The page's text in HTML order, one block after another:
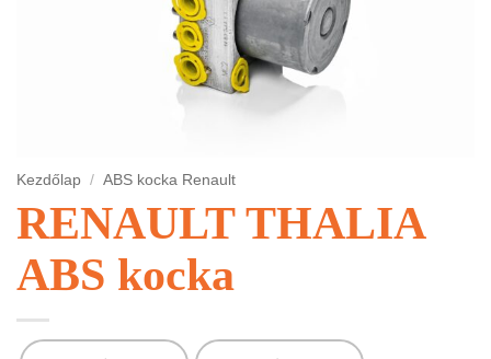
Kezdőlap / ABS kocka Renault
RENAULT THALIA
ABS kocka